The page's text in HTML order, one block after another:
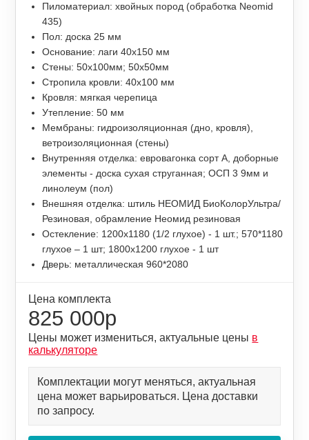
Пиломатериал: хвойных пород (обработка Neomid
435)
Пол: доска 25 мм
Основание: лаги 40х150 мм
Стены: 50х100мм; 50х50мм
Стропила кровли: 40х100 мм
Кровля: мягкая черепица
Утепление: 50 мм
Мембраны: гидроизоляционная (дно, кровля),
ветроизоляционная (стены)
Внутренняя отделка: евровагонка сорт А, доборные
элементы - доска сухая струганная; ОСП 3 9мм и
линолеум (пол)
Внешняя отделка: штиль НЕОМИД БиоКолорУльтра/
Резиновая, обрамление Неомид резиновая
Остекление: 1200х1180 (1/2 глухое) - 1 шт.; 570*1180
глухое – 1 шт; 1800х1200 глухое - 1 шт
Дверь: металлическая 960*2080
Цена комплекта
825 000р
Цены может измениться, актуальные цены в
калькуляторе
Комплектации могут меняться, актуальная
цена может варьироваться. Цена доставки
по запросу.